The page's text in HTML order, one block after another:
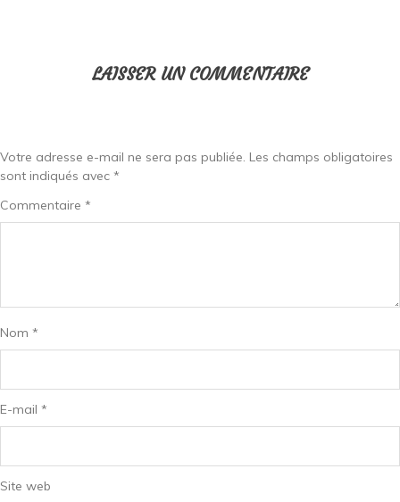
LAISSER UN COMMENTAIRE
Votre adresse e-mail ne sera pas publiée. Les champs obligatoires
sont indiqués avec *
Commentaire *
Nom *
E-mail *
Site web